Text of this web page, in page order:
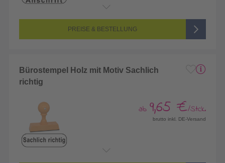
PREISE & BESTELLUNG
Bürostempel Holz mit Motiv Sachlich
richtig
ab 9,65 €/Stck.
brutto inkl. DE-Versand